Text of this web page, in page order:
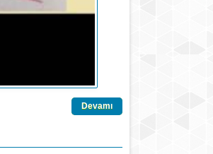
Devamı